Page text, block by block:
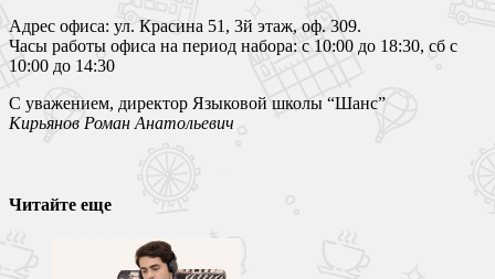
Адрес офиса: ул. Красина 51, 3й этаж, оф. 309.
Часы работы офиса на период набора: с 10:00 до 18:30, сб с
10:00 до 14:30
С уважением, директор Языковой школы “Шанс”
Кирьянов Роман Анатольевич
Читайте еще